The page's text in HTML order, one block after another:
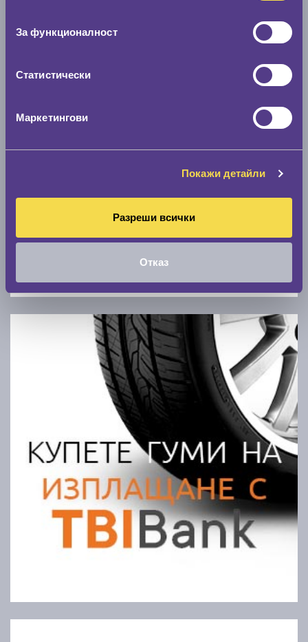
За функционалност
Статистически
Маркетингови
Покажи детайли
Разреши всички
Отказ
По марка автомобил